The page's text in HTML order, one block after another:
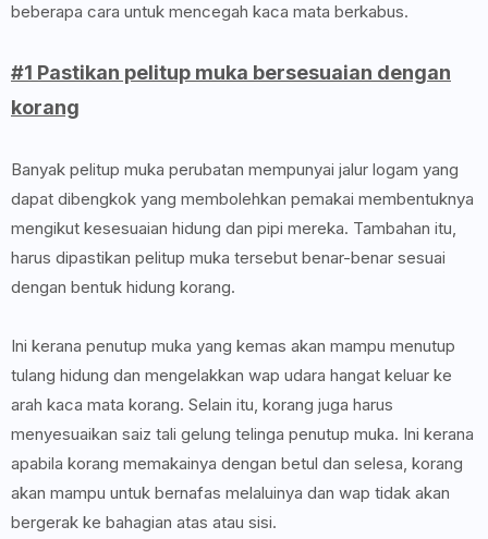
beberapa cara untuk mencegah kaca mata berkabus.
#1 Pastikan pelitup muka bersesuaian dengan
korang
Banyak pelitup muka perubatan mempunyai jalur logam yang
dapat dibengkok yang membolehkan pemakai membentuknya
mengikut kesesuaian hidung dan pipi mereka. Tambahan itu,
harus dipastikan pelitup muka tersebut benar-benar sesuai
dengan bentuk hidung korang.
Ini kerana penutup muka yang kemas akan mampu menutup
tulang hidung dan mengelakkan wap udara hangat keluar ke
arah kaca mata korang. Selain itu, korang juga harus
menyesuaikan saiz tali gelung telinga penutup muka. Ini kerana
apabila korang memakainya dengan betul dan selesa, korang
akan mampu untuk bernafas melaluinya dan wap tidak akan
bergerak ke bahagian atas atau sisi.